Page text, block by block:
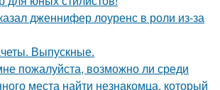
дженнифер лоуренс в роли из-за
Выпускные.
пожалуйста, возможно ли среди
места найти незнакомца, который